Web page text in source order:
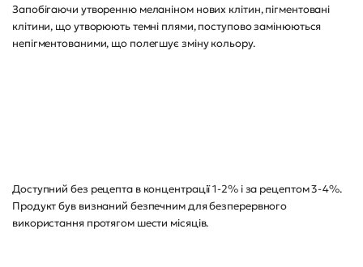
Запобігаючи утворенню меланіном нових клітин, пігментовані
клітини, що утворюють темні плями, поступово замінюються
непігментованими, що полегшує зміну кольору.
Доступний без рецепта в концентрації 1-2% і за рецептом 3-4%.
Продукт був визнаний безпечним для безперервного
використання протягом шести місяців.